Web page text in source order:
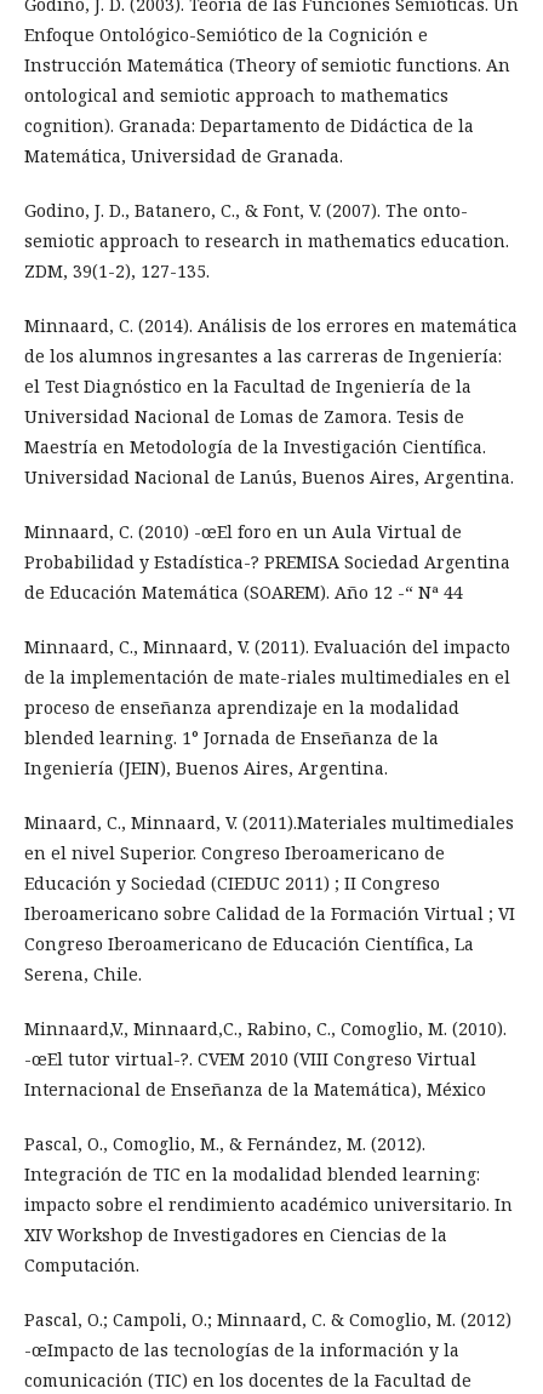
Enfoque Ontológico-Semiótico de la Cognición e
Instrucción Matemática (Theory of semiotic functions. An
ontological and semiotic approach to mathematics
cognition). Granada: Departamento de Didáctica de la
Matemática, Universidad de Granada.
Godino, J. D., Batanero, C., & Font, V. (2007). The onto-
semiotic approach to research in mathematics education.
ZDM, 39(1-2), 127-135.
Minnaard, C. (2014). Análisis de los errores en matemática
de los alumnos ingresantes a las carreras de Ingeniería:
el Test Diagnóstico en la Facultad de Ingeniería de la
Universidad Nacional de Lomas de Zamora. Tesis de
Maestría en Metodología de la Investigación Científica.
Universidad Nacional de Lanús, Buenos Aires, Argentina.
Minnaard, C. (2010) -œEl foro en un Aula Virtual de
Probabilidad y Estadística-? PREMISA Sociedad Argentina
de Educación Matemática (SOAREM). Año 12 -“ Nª 44
Minnaard, C., Minnaard, V. (2011). Evaluación del impacto
de la implementación de mate-riales multimediales en el
proceso de enseñanza aprendizaje en la modalidad
blended learning. 1° Jornada de Enseñanza de la
Ingeniería (JEIN), Buenos Aires, Argentina.
Minaard, C., Minnaard, V. (2011).Materiales multimediales
en el nivel Superior. Congreso Iberoamericano de
Educación y Sociedad (CIEDUC 2011) ; II Congreso
Iberoamericano sobre Calidad de la Formación Virtual ; VI
Congreso Iberoamericano de Educación Científica, La
Serena, Chile.
Minnaard,V., Minnaard,C., Rabino, C., Comoglio, M. (2010).
-œEl tutor virtual-?. CVEM 2010 (VIII Congreso Virtual
Internacional de Enseñanza de la Matemática), México
Pascal, O., Comoglio, M., & Fernández, M. (2012).
Integración de TIC en la modalidad blended learning:
impacto sobre el rendimiento académico universitario. In
XIV Workshop de Investigadores en Ciencias de la
Computación.
Pascal, O.; Campoli, O.; Minnaard, C. & Comoglio, M. (2012)
-œImpacto de las tecnologías de la información y la
comunicación (TIC) en los docentes de la Facultad de